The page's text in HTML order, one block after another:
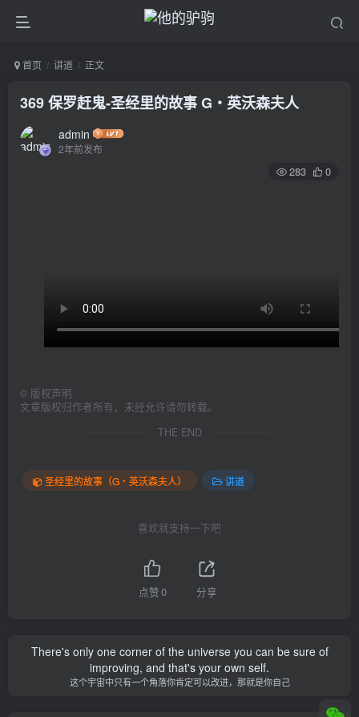
首页 讲道 正文
369 保罗赶鬼-圣经里的故事 G‧英沃森夫人
admin
2年前发布
283 0
© 版权声明
文章版权归作者所有，未经允许请勿转载。
THE END
圣经里的故事（G‧英沃森夫人） 讲道
喜欢就支持一下吧
点赞0 分享
There's only one corner of the universe you can be sure of
improving, and that's your own self.
这个宇宙中只有一个角落你肯定可以改进，那就是你自己